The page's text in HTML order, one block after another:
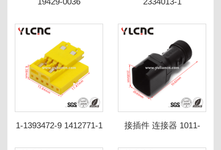
1-1393472-9 1412771-1
接插件 连接器 1011-